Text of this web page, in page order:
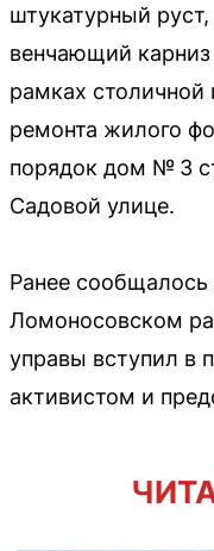
штукатурный
венчающий
рамках столичной
ремонта жилого
порядок дом № 3
Садовой улице.
Ранее сообщалось
Ломоносовском
управы вступил в
активистом и